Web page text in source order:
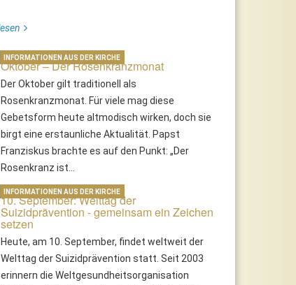
Oktober – Der Rosenkranzmonat
Der Oktober gilt traditionell als
Rosenkranzmonat. Für viele mag diese
Gebetsform heute altmodisch wirken, doch sie
birgt eine erstaunliche Aktualität. Papst
Franziskus brachte es auf den Punkt: „Der
Rosenkranz ist…
INFORMATIONEN AUS DER KIRCHE
10. September: Welttag der
Suizidprävention - gemeinsam ein Zeichen
setzen
Heute, am 10. September, findet weltweit der
Welttag der Suizidprävention statt. Seit 2003
erinnern die Weltgesundheitsorganisation
INFORMATIONEN AUS DER KIRCHE